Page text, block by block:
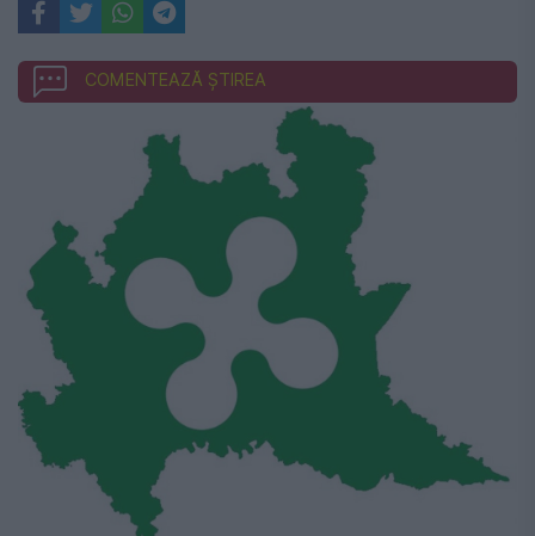
COMENTEAZĂ ȘTIREA